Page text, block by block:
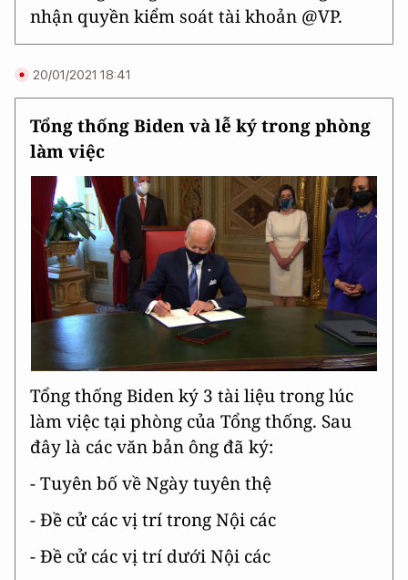
nhận quyền kiểm soát tài khoản @VP.
20/01/2021 18:41
Tổng thống Biden và lễ ký trong phòng
làm việc
Tổng thống Biden ký 3 tài liệu trong lúc
làm việc tại phòng của Tổng thống. Sau
đây là các văn bản ông đã ký:
- Tuyên bố về Ngày tuyên thệ
- Đề cử các vị trí trong Nội các
- Đề cử các vị trí dưới Nội các